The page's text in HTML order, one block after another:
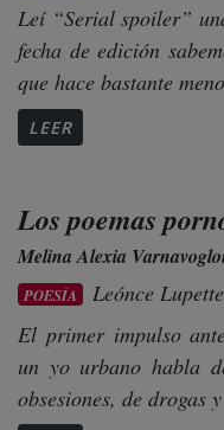
Leí “Serial spoiler”
fecha de edición
que hace bastante
LEER
Los poemas
Melina Alexia
POESÍA
Leónce Lupette
El primer impulso
un yo urbano habla
obsesiones, de drogas